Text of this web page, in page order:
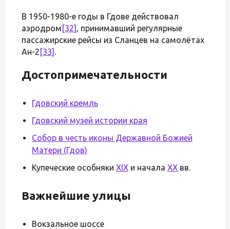
В 1950-1980-е годы в Гдове действовал
аэродром [32] , принимавший регулярные
пассажирские рейсы из Сланцев на самолётах
Ан-2 [33] .
Достопримечательности
Гдовский кремль
Гдовский музей истории края
Собор в честь иконы Державной Божией
Матери (Гдов)
Купеческие особняки XIX и начала XX вв.
Важнейшие улицы
Вокзальное шоссе